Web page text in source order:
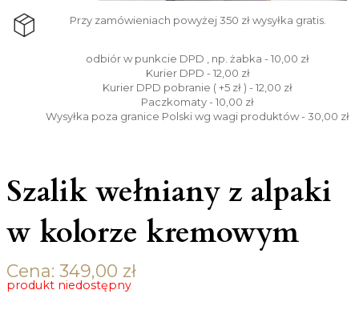
Przy zamówieniach powyżej 350 zł wysyłka gratis.
odbiór w punkcie DPD , np. żabka - 10,00 zł
Kurier DPD - 12,00 zł
Kurier DPD pobranie ( +5 zł ) - 12,00 zł
Paczkomaty - 10,00 zł
Wysyłka poza granice Polski wg wagi produktów - 30,00 zł
Szalik wełniany z alpaki
w kolorze kremowym
Cena: 349,00 zł
produkt niedostępny